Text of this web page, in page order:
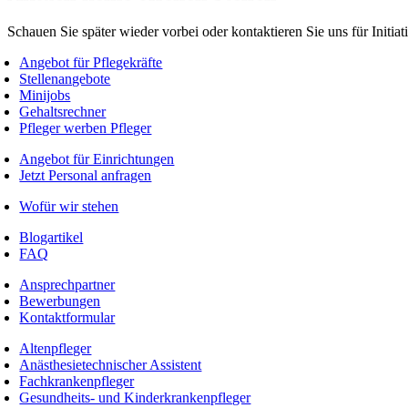
Schauen Sie später wieder vorbei oder kontaktieren Sie uns für
Angebot für Pflegekräfte
Stellenangebote
Minijobs
Gehaltsrechner
Pfleger werben Pfleger
Angebot für Einrichtungen
Jetzt Personal anfragen
Wofür wir stehen
Blogartikel
FAQ
Ansprechpartner
Bewerbungen
Kontaktformular
Altenpfleger
Anästhesietechnischer Assistent
Fachkrankenpfleger
Gesundheits- und Kinderkrankenpfleger